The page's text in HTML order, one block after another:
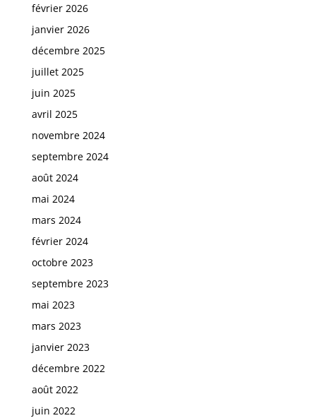
février 2026
janvier 2026
décembre 2025
juillet 2025
juin 2025
avril 2025
novembre 2024
septembre 2024
août 2024
mai 2024
mars 2024
février 2024
octobre 2023
septembre 2023
mai 2023
mars 2023
janvier 2023
décembre 2022
août 2022
juin 2022